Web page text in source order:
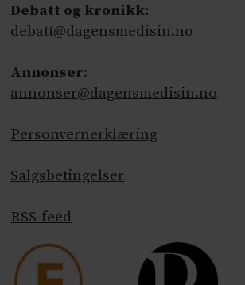
Debatt og kronikk:
debatt@dagensmedisin.no
Annonser:
annonser@dagensmedisin.no
Personvernerklæring
Salgsbetingelser
RSS-feed